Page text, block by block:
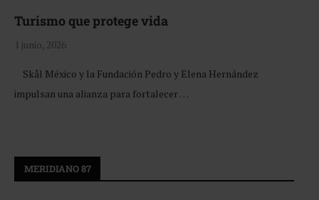
Turismo que protege vida
1 junio, 2026
Skål México y la Fundación Pedro y Elena Hernández
impulsan una alianza para fortalecer …
MERIDIANO 87